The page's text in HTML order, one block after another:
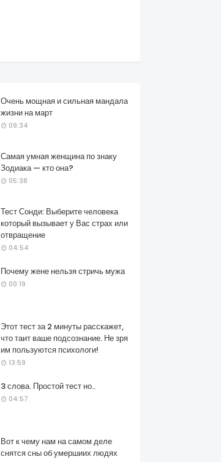
Очень мощная и сильная мандала
жизни на март
09:34
Самая умная женщина по знаку
Зодиака — кто она?
05:38
Тест Сонди: Выберите человека
который вызывает у Вас страх или
отвращение
04:54
Почему жене нельзя стричь мужа
00:19
Этот тест за 2 минуты расскажет,
что таит ваше подсознание. Не зря
им пользуются психологи!
13:59
3 слова. Простой тест но..
04:57
Вот к чему нам на самом деле
снятся сны об умершиих людях